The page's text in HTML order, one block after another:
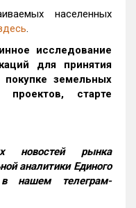
населенных
.
исследование
для принятия
земельных
старте
новостей рынка
аналитики Единого
нашем телеграм-